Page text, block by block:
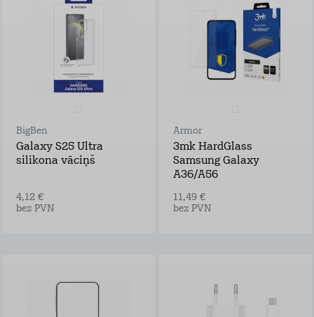
BigBen
Galaxy S25 Ultra
silikona vāciņš
4,12 €
bez PVN
Armor
3mk HardGlass
Samsung Galaxy
A36/A56
11,49 €
bez PVN